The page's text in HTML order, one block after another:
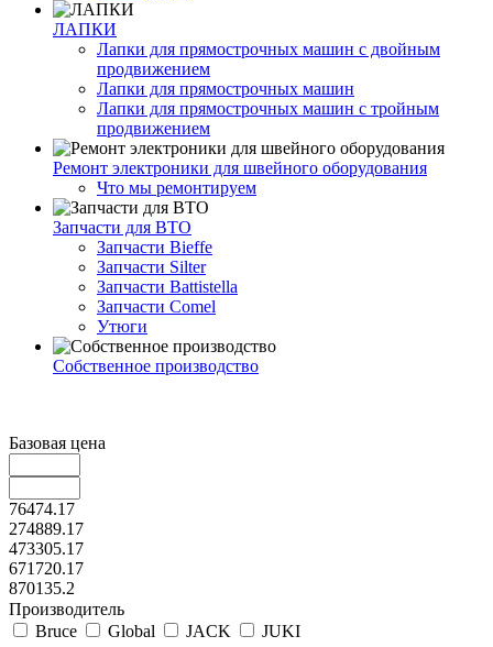
ЛАПКИ
Лапки для прямострочных машин с двойным
продвижением
Лапки для прямострочных машин
Лапки для прямострочных машин с тройным
продвижением
Ремонт электроники для швейного оборудования
Что мы ремонтируем
Запчасти для ВТО
Запчасти Bieffe
Запчасти Silter
Запчасти Battistella
Запчасти Comel
Утюги
Собственное производство
Базовая цена
76474.17
274889.17
473305.17
671720.17
870135.2
Производитель
Bruce
Global JACK JUKI